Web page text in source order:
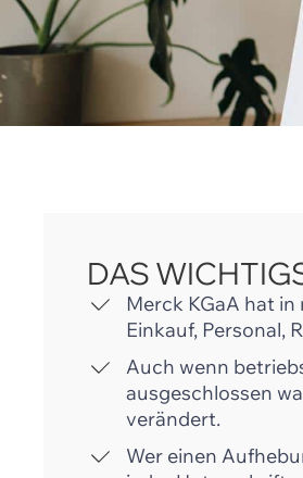
DAS
Merck KGaA hat
Einkauf, Personal,
Auch wenn
ausgeschlossen
verändert.
Wer einen